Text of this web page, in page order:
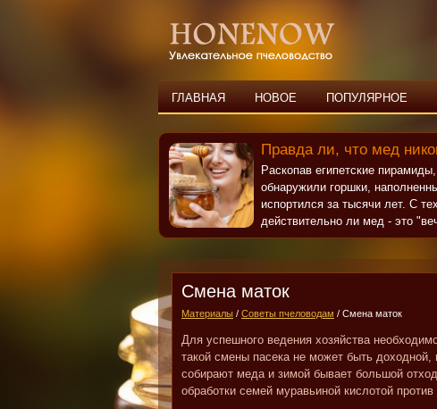
ГЛАВНАЯ НОВОЕ ПОПУЛЯРНОЕ
Правда ли, что мед
Раскопав египетские
обнаружили горшки,
испортился за тысячи лет. С
действительно ли мед - это
Смена маток
Материалы / Советы пчеловодам / Смена маток
Для успешного ведения хозяйства
такой смены пасека не может быть
собирают меда и зимой бывает большой
обработки семей муравьиной кислотой против